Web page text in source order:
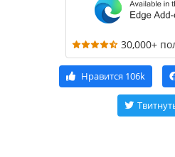
30,000+
Нравится 106k